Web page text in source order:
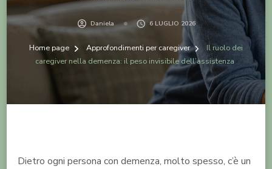
Daniela 6 LUGLIO 2026
Home page Approfondimenti per caregiver
Il ruolo dei
caregiver nella demenza: il peso invisibile dell’assistenza
Dietro ogni persona con demenza, molto spesso, c’è un